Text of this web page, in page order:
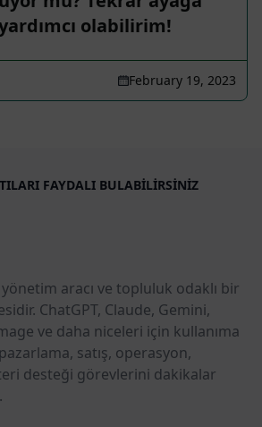
olabilirim!
February 19, 2023
FAYDALI BULABILIRSINIZ
aracı ve topluluk odaklı bir
ChatGPT, Claude, Gemini,
ve daha niceleri için kullanıma
satış, operasyon,
desteği görevlerini dakikalar